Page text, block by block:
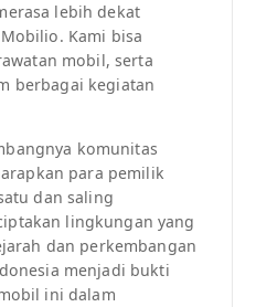
lebih dekat
Kami bisa
mobil, serta
berbagai kegiatan
komunitas
para pemilik
dan saling
lingkungan yang
dan perkembangan
menjadi bukti
ini dalam